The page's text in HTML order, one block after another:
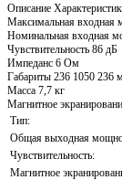
Описание
Максимальная входная
Номинальная входная
Чувствительность 86 дБ
Импеданс 6 Ом
Габариты 236 1050 236
Масса 7,7 кг
Магнитное
Тип:
Общая выходная
Чувствительность:
Магнитное